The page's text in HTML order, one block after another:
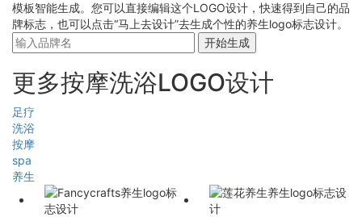
模板智能生成。您可以直接编辑这个LOGO设计，快速得到自己的品
牌标志，也可以点击“马上去设计”去生成个性的养生logo标志设计。
开始生成
更多按摩洗浴LOGO设计
足疗
洗浴
按摩
spa
养生